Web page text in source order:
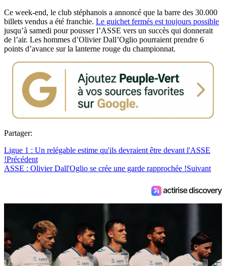
Ce week-end, le club stéphanois a annoncé que la barre des 30.000
billets vendus a été franchie. Le guichet fermés est toujours possible
jusqu’à samedi pour pousser l’ASSE vers un succès qui donnerait
de l’air. Les hommes d’Olivier Dall’Oglio pourraient prendre 6
points d’avance sur la lanterne rouge du championnat.
Partager:
Ligue 1 : Un relégable estime qu'ils devraient être devant l'ASSE
!Précédent
ASSE : Olivier Dall'Oglio se crée une garde rapprochée !Suivant